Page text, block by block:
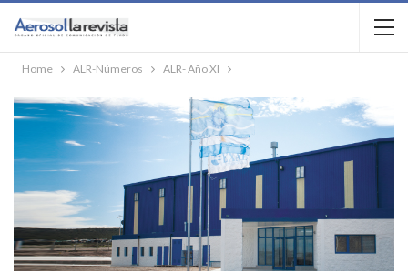
Home ALR-Números ALR- Año XI